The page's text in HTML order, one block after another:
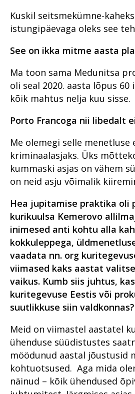
Kuskil seitsmekümne-
istungipäevaga oleks see
See on ikka mitme aasta
Ma toon sama Medunitsa
oli seal 2020. aasta lõpus 60
kõik mahtus nelja kuu sisse.
Porto Francoga nii libedalt
Me olemegi selle menetluse
kriminaalasjaks. Üks
kummaski asjas on vähem
on neid asju võimalik
Hea jupitamise praktika oli
kurikuulsa Kemerovo
inimesed anti kohtu alla
kokkuleppega,
vaadata nn. org
viimased kaks aastat
vaikus. Kumb siis juhtus,
kuritegevuse Eestis või
suutlikkuse siin valdkonnas?
Meid on viimastel aastatel
ühenduse süüdistustes
möödunud aastal jõustusid
kohtuotsused. Aga mida
näinud – kõik ühendused